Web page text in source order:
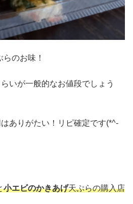
のお味！
いが一般的なお値段でしょう
ありがたい！リピ確定です(*^-
小エビのかきあげ天ぷらの購入店